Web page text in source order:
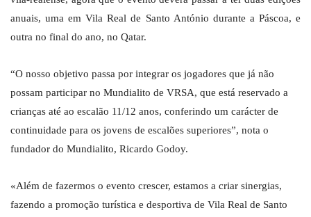
anuais, uma em Vila Real de Santo António durante a Páscoa, e
outra no final do ano, no Qatar.
“O nosso objetivo passa por integrar os jogadores que já não
possam participar no Mundialito de VRSA, que está reservado a
crianças até ao escalão 11/12 anos, conferindo um carácter de
continuidade para os jovens de escalões superiores”, nota o
fundador do Mundialito, Ricardo Godoy.
«Além de fazermos o evento crescer, estamos a criar sinergias,
fazendo a promoção turística e desportiva de Vila Real de Santo